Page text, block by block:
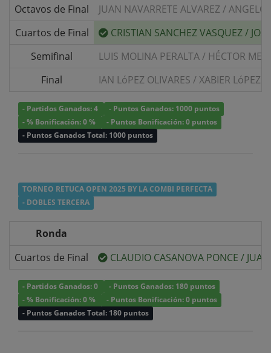
Octavos de Final
JUAN NAVARRETE ALVAREZ/ANGELO
Cuartos de Final
CRISTIAN SANCHEZ VASQUEZ/
Semifinal
LUIS MOLINA PERALTA/ HÉCTOR
Final
IAN LóPEZ OLIVARES /XABIER LóPEZ
- Partidos Ganados: 4
- Puntos Ganados: 1000 puntos
- % Bonificación: 0 %
- Puntos Bonificación: 0 puntos
- Puntos Ganados Total: 1000 puntos
TORNEO RETUCA OPEN 2025 BY LA COMBI PERFECTA
- DOBLES TERCERA
Ronda
Cuartos de Final
CLAUDIO CASANOVA PONCE /
- Partidos Ganados: 0
- Puntos Ganados: 180 puntos
- % Bonificación: 0 %
- Puntos Bonificación: 0 puntos
- Puntos Ganados Total: 180 puntos